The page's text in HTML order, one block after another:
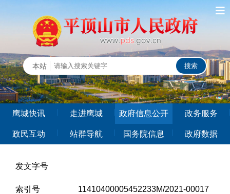
鹰城快讯 走进鹰城 政府信息公开 政务服务
政民互动 站群导航 国务院信息 政府数据
发文字号
索引号 11410400005452233M/2021-00017